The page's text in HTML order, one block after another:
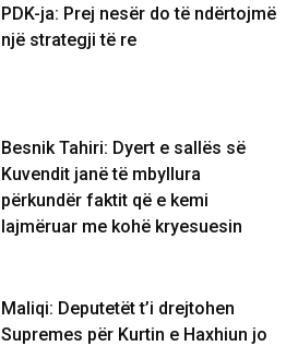
PDK-ja: Prej nesër do të ndërtojmë
një strategji të re
Besnik Tahiri: Dyert e sallës së
Kuvendit janë të mbyllura
përkundër faktit që e kemi
lajmëruar me kohë kryesuesin
Maliqi: Deputetët t’i drejtohen
Supremes për Kurtin e Haxhiun jo